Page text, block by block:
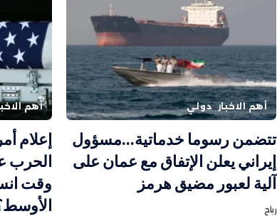
أهم الاخبار دولي
تتضمن رسوما خدماتية…مسؤول
إيراني يعلن الإتفاق مع عمان على
آلية لعبور مضيق هرمز
رباح
أهم
إعلام
الحرب
وقت